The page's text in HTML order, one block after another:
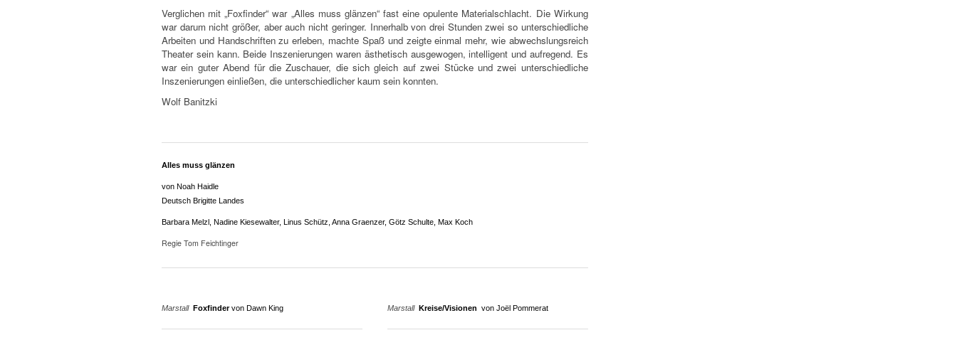
Verglichen mit „Foxfinder“ war „Alles muss glänzen“ fast eine opulente Materialschlacht. Die Wirkung
war darum nicht größer, aber auch nicht geringer. Innerhalb von drei Stunden zwei so unterschiedliche
Arbeiten und Handschriften zu erleben, machte Spaß und zeigte einmal mehr, wie abwechslungsreich
Theater sein kann. Beide Inszenierungen waren ästhetisch ausgewogen, intelligent und aufregend. Es
war ein guter Abend für die Zuschauer, die sich gleich auf zwei Stücke und zwei unterschiedliche
Inszenierungen einließen, die unterschiedlicher kaum sein konnten.
Wolf Banitzki
Alles muss glänzen
von Noah Haidle
Deutsch Brigitte Landes
Barbara Melzl, Nadine Kiesewalter, Linus Schütz, Anna Graenzer, Götz Schulte, Max Koch
Regie Tom Feichtinger
Marstall Foxfindervon Dawn King Marstall Kreise/Visionen von Joël Pommerat